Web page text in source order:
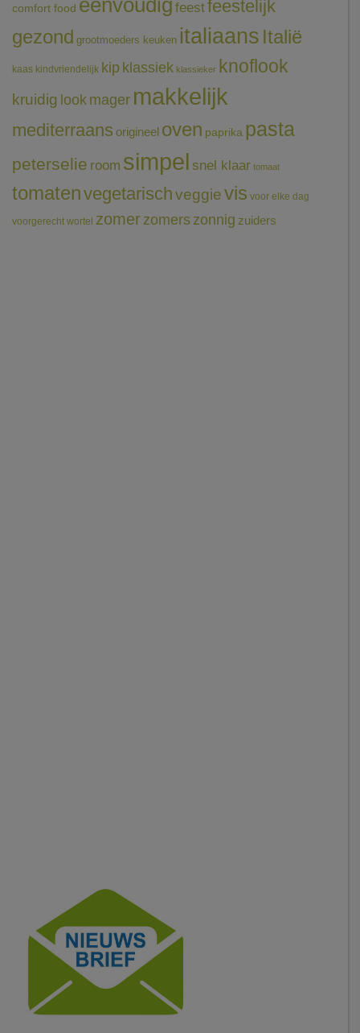
comfort food eenvoudig feestfeestelijk
gezond grootmoeders keuken italiaans Italië
kaas kindvriendelijk kip klassiek klassieker knoflook
kruidig look mager makkelijk
mediterraans origineel oven paprika pasta
peterselie room simpel snel klaar tomaat
tomatenvegetarischveggievis voor elke dag
voorgerecht wortel zomerzomerszonnig zuiders